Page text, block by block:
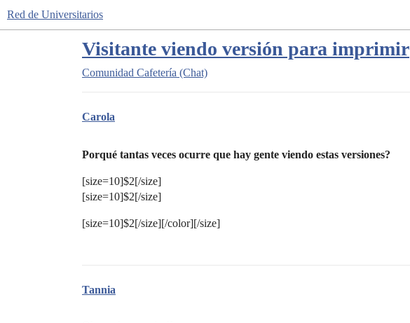
Red de Universitarios
Visitante viendo versión para imprimir
Comunidad Cafetería (Chat)
Carola
Porqué tantas veces ocurre que hay gente viendo estas versiones?
[size=10]$2[/size]
[size=10]$2[/size]
[size=10]$2[/size][/color][/size]
Tannia